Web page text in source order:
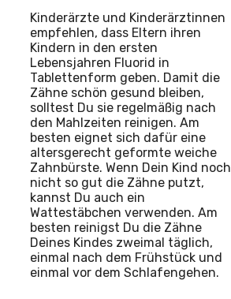
Kinderärzte und Kinderärztinnen
empfehlen, dass Eltern ihren
Kindern in den ersten
Lebensjahren Fluorid in
Tablettenform geben. Damit die
Zähne schön gesund bleiben,
solltest Du sie regelmäßig nach
den Mahlzeiten reinigen. Am
besten eignet sich dafür eine
altersgerecht geformte weiche
Zahnbürste. Wenn Dein Kind noch
nicht so gut die Zähne putzt,
kannst Du auch ein
Wattestäbchen verwenden. Am
besten reinigst Du die Zähne
Deines Kindes zweimal täglich,
einmal nach dem Frühstück und
einmal vor dem Schlafengehen.